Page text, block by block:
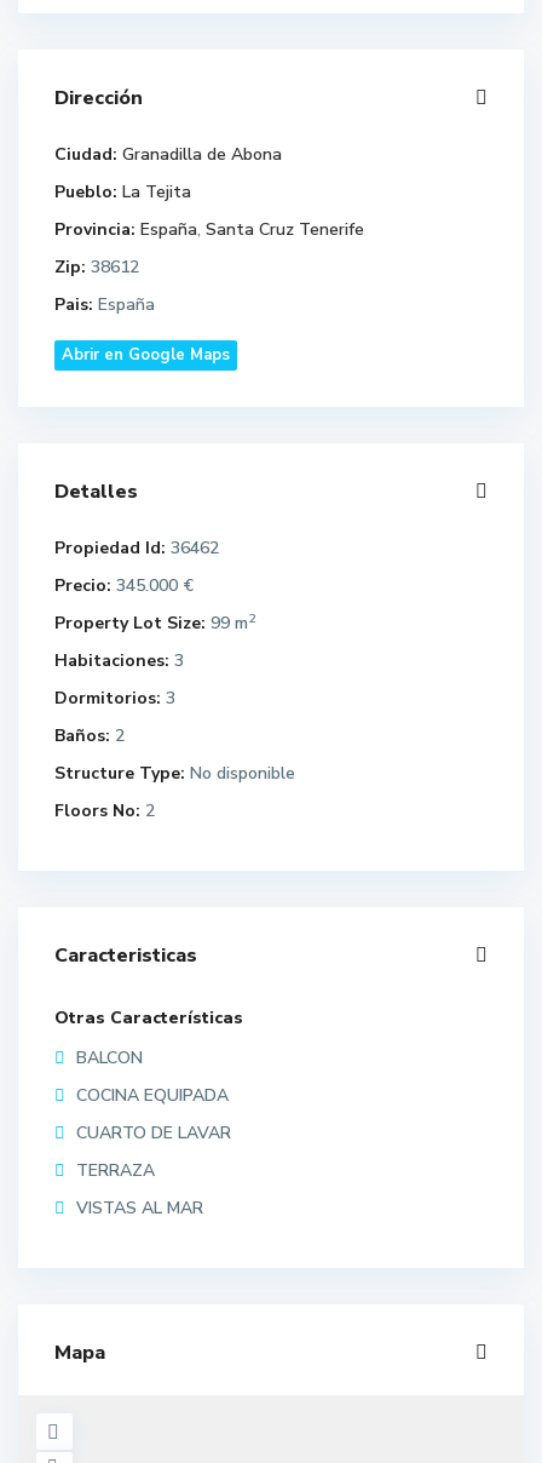
Dirección
Ciudad: Granadilla de Abona
Pueblo: La Tejita
Provincia: España, Santa Cruz Tenerife
Zip: 38612
Pais: España
Abrir en Google Maps
Detalles
Propiedad Id: 36462
Precio: 345.000 €
Property Lot Size: 99 m2
Habitaciones: 3
Dormitorios: 3
Baños: 2
Structure Type: No disponible
Floors No: 2
Caracteristicas
Otras Características
BALCON
COCINA EQUIPADA
CUARTO DE LAVAR
TERRAZA
VISTAS AL MAR
Mapa